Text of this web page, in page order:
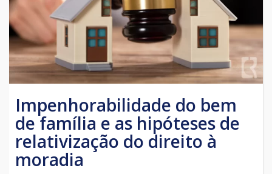
Impenhorabilidade do bem
de família e as hipóteses de
relativização do direito à
moradia